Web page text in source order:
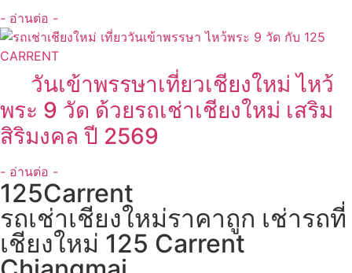
- อ่านต่อ -
วันเข้าพรรษาเที่ยวเชียงใหม่ ไหว้
พระ 9 วัด ด้วยรถเช่าเชียงใหม่ เสริม
สิริมงคล ปี 2569
- อ่านต่อ -
125Carrent
รถเช่าเชียงใหม่ราคาถูก เช่ารถที่
เชียงใหม่ 125 Carrent